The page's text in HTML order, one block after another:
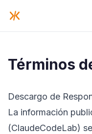
Términos
Descargo de
La información
(ClaudeCodeLab)